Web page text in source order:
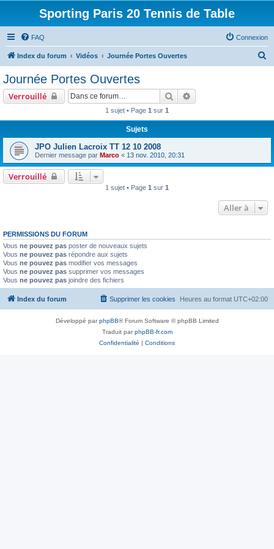
Sporting Paris 20 Tennis de Table
FAQ Connexion
Index du forum Vidéos Journée Portes Ouvertes
Journée Portes Ouvertes
Verrouillé Rechercher
1 sujet • Page 1 sur 1
Sujets
JPO Julien Lacroix TT 12 10 2008
Dernier message par Marco « 13 nov. 2010, 20:31
Verrouillé
1 sujet • Page 1 sur 1
Aller à
PERMISSIONS DU FORUM
Vous ne pouvez pas poster de nouveaux sujets
Vous ne pouvez pas répondre aux sujets
Vous ne pouvez pas modifier vos messages
Vous ne pouvez pas supprimer vos messages
Vous ne pouvez pas joindre des fichiers
Index du forum Heures au format UTC+02:00
Supprimer les cookies
Développé parphpBB® Forum Software © phpBB Limited
Traduit parphpBB-fr.com
Confidentialité | Conditions